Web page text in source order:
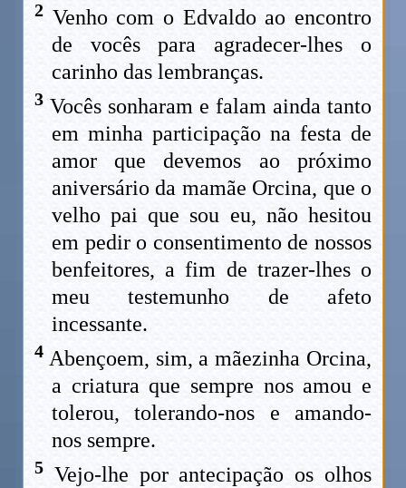
2 Venho com o Edvaldo ao encontro
de vocês para agradecer-lhes o
carinho das lembranças.
3 Vocês sonharam e falam ainda tanto
em minha participação na festa de
amor que devemos ao próximo
aniversário da mamãe Orcina, que o
velho pai que sou eu, não hesitou
em pedir o consentimento de nossos
benfeitores, a fim de trazer-lhes o
meu testemunho de afeto
incessante.
4 Abençoem, sim, a mãezinha Orcina,
a criatura que sempre nos amou e
tolerou, tolerando-nos e amando-
nos sempre.
5 Vejo-lhe por antecipação os olhos